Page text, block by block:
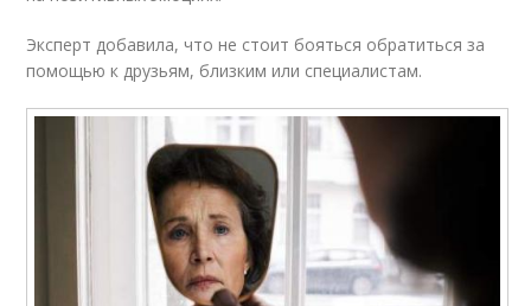
Эксперт добавила, что не стоит бояться обратиться за
помощью к друзьям, близким или специалистам.